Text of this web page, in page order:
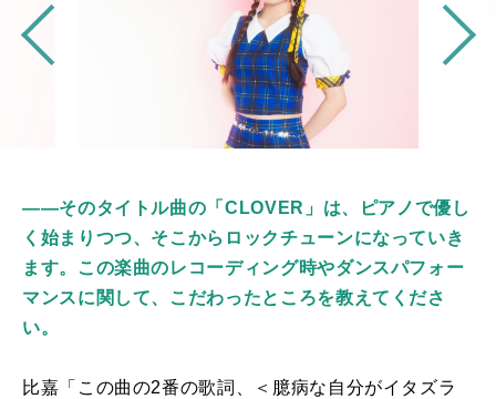
――そのタイトル曲の「CLOVER」は、ピアノで優し
く始まりつつ、そこからロックチューンになっていき
ます。この楽曲のレコーディング時やダンスパフォー
マンスに関して、こだわったところを教えてくださ
い。
比嘉「この曲の2番の歌詞、＜臆病な自分がイタズラ